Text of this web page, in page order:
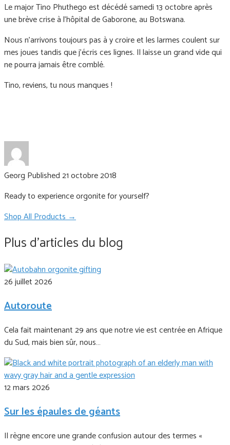
Le major Tino Phuthego est décédé samedi 13 octobre après
une brève crise à l'hôpital de Gaborone, au Botswana.
Nous n'arrivons toujours pas à y croire et les larmes coulent sur
mes joues tandis que j'écris ces lignes. Il laisse un grand vide qui
ne pourra jamais être comblé.
Tino, reviens, tu nous manques !
Georg Published 21 octobre 2018
Ready to experience orgonite for yourself?
Shop All Products →
Plus d'articles du blog
26 juillet 2026
Autoroute
Cela fait maintenant 29 ans que notre vie est centrée en Afrique
du Sud, mais bien sûr, nous…
12 mars 2026
Sur les épaules de géants
Il règne encore une grande confusion autour des termes «